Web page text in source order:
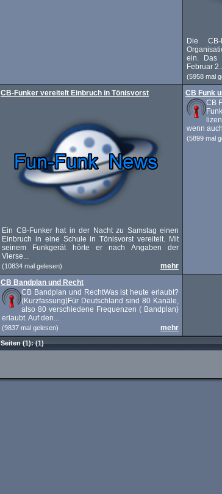
Die CB-
ein. Das
Februar
(5958 mal
CB-Funker vereitelt Einbruch in Tönisvorst
Ein CB-Funker hat in der Nacht zu Samstag einen
Einbruch in eine Schule in Tönisvorst vereitelt. Mit
seinem Funkgerät hörte er nach Angaben der
Vierse...
(10834 mal gelesen) mehr
CB Funk
CB
wenn
(5899 mal
CB Bandplan und Recht
CB Bandplan und RechtWas ist heute erlaubt?
(Kurzfassung)Für Deutschland sind 80 Kanäle,
also 80 verschiedene Frequenzen ( Bandplan)
erlaubt. Auf den...
(9837 mal gelesen) mehr
Seiten(1):(1)